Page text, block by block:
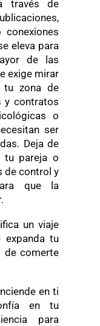
través de
eleva para
de las
exige mirar
tu zona de
y contratos
o
ser
Deja de
tu pareja o
de control y
que la
un viaje
expanda tu
de comerte
en ti
en tu
para